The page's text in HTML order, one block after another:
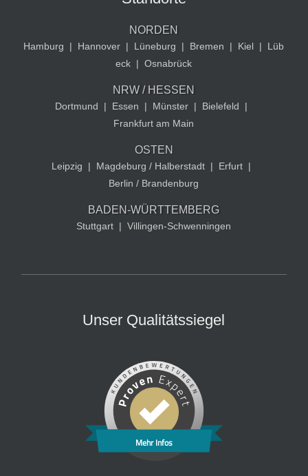
NORDEN
Hamburg | Hannover | Lüneburg | Bremen | Kiel |
Lüb
eck | Osnabrück
NRW / HESSEN
Dortmund | Essen | Münster | Bielefeld
|
Frankfurt am Main
OSTEN
Leipzig | Magdeburg / Halberstadt | Erfurt |
Berlin / Brandenburg
BADEN-WÜRTTEMBERG
Stuttgart | Villingen-Schwenningen
Unser Qualitätssiegel
Mehr Infos